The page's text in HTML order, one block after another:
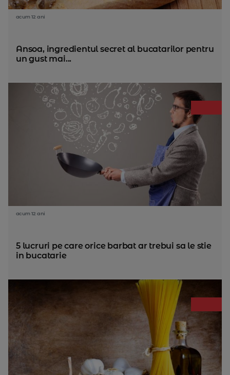
acum 12 ani
Ansoa, ingredientul secret al bucatarilor pentru
un gust mai...
acum 12 ani
5 lucruri pe care orice barbat ar trebui sa le stie
in bucatarie